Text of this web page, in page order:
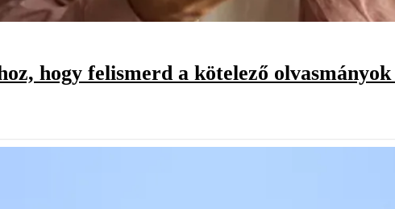
hogy felismerd a kötelező